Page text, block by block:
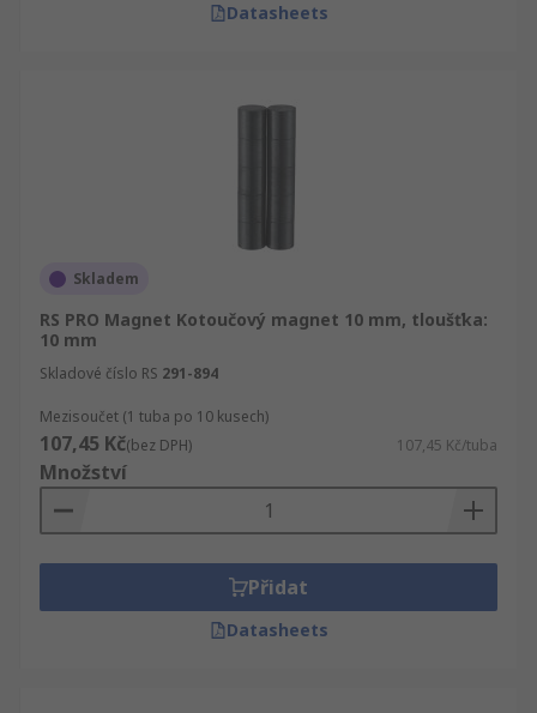
Datasheets
Skladem
RS PRO Magnet Kotoučový magnet 10 mm, tloušťka:
10 mm
Skladové číslo RS 291-894
Mezisoučet (1 tuba po 10 kusech)
107,45 Kč(bez DPH) 107,45 Kč/tuba
Množství
Přidat
Datasheets